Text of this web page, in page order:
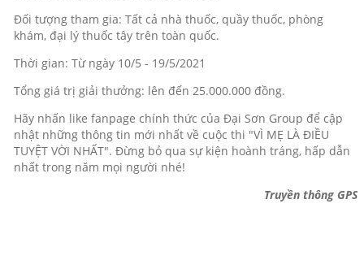
Đối tượng tham gia: Tất cả nhà thuốc, quầy thuốc, phòng
khám, đại lý thuốc tây trên toàn quốc.
Thời gian: Từ ngày 10/5 - 19/5/2021
Tổng giá trị giải thưởng: lên đến 25.000.000 đồng.
Hãy nhấn like fanpage chính thức của Đại Sơn Group để cập
nhật những thông tin mới nhất về cuộc thi "VÌ MẸ LÀ ĐIỀU
TUYỆT VỜI NHẤT". Đừng bỏ qua sự kiện hoành tráng, hấp dẫn
nhất trong năm mọi người nhé!
Truyền thông GPS